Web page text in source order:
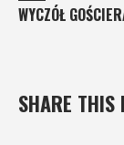
WYCZÓŁ
SHARE THIS